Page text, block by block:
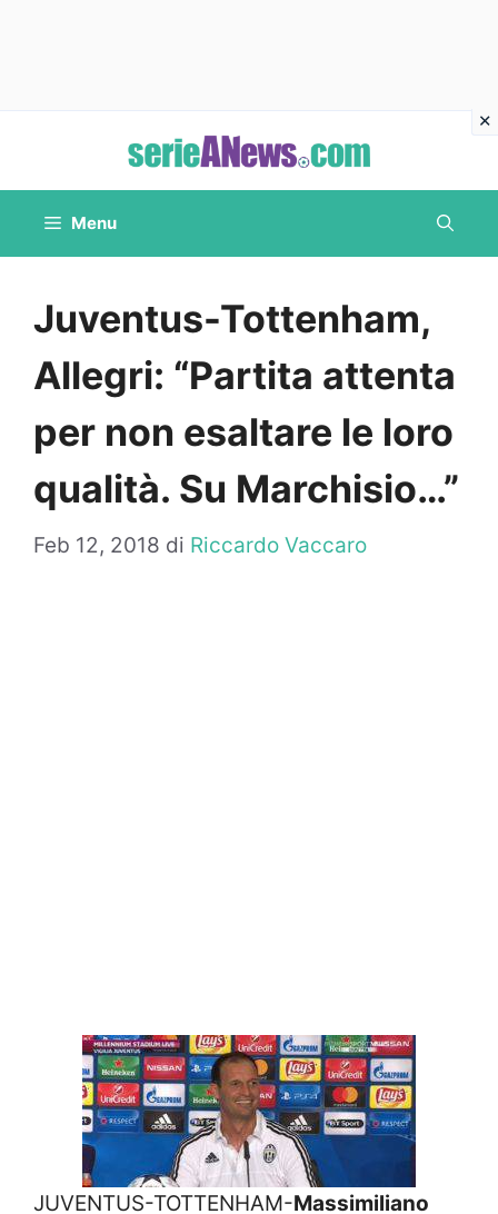
contenuto
Menu
Juventus-Tottenham,
Allegri: “Partita attenta
per non esaltare le loro
qualità. Su Marchisio…”
Feb 12, 2018 di Riccardo Vaccaro
JUVENTUS-TOTTENHAM-Massimiliano